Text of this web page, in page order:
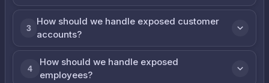
3
How should we handle exposed customer
accounts?
4
How should we handle exposed
employees?